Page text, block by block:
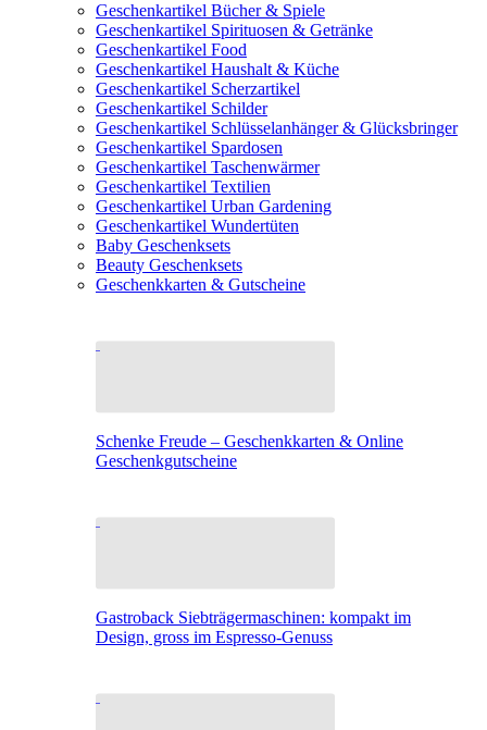
Geschenkartikel Bücher & Spiele
Geschenkartikel Spirituosen & Getränke
Geschenkartikel Food
Geschenkartikel Haushalt & Küche
Geschenkartikel Scherzartikel
Geschenkartikel Schilder
Geschenkartikel Schlüsselanhänger & Glücksbringer
Geschenkartikel Spardosen
Geschenkartikel Taschenwärmer
Geschenkartikel Textilien
Geschenkartikel Urban Gardening
Geschenkartikel Wundertüten
Baby Geschenksets
Beauty Geschenksets
Geschenkkarten & Gutscheine
Schenke Freude – Geschenkkarten & Online
Geschenkgutscheine
Gastroback Siebträgermaschinen: kompakt im
Design, gross im Espresso-Genuss